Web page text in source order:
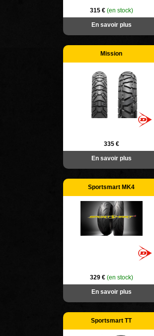
315 € (en stock)
En savoir plus
Mission
335 €
En savoir plus
Sportsmart MK4
329 € (en stock)
En savoir plus
Sportsmart TT